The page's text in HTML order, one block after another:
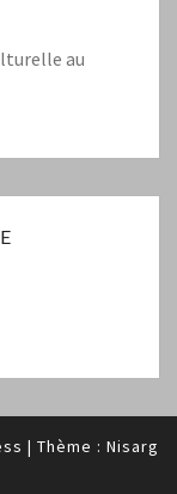
au
| Thème : Nisarg